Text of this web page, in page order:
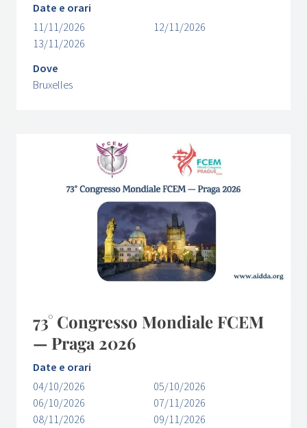
Date e orari
11/11/2026
12/11/2026
13/11/2026
Dove
Bruxelles
73° Congresso Mondiale FCEM
— Praga 2026
Date e orari
04/10/2026
05/10/2026
06/10/2026
07/11/2026
08/11/2026
09/11/2026